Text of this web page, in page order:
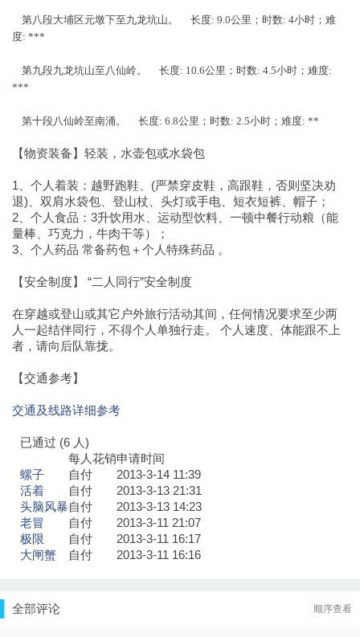
第八段大埔区元墩下至九龙坑山。 长度: 9.0公里；时数: 4小时；难
度: ***
第九段九龙坑山至八仙岭。 长度: 10.6公里；时数: 4.5小时；难度:
***
第十段八仙岭至南涌。 长度: 6.8公里；时数: 2.5小时；难度: **
【物资装备】轻装，水壶包或水袋包
1、个人着装：越野跑鞋、(严禁穿皮鞋，高跟鞋，否则坚决劝
退)、双肩水袋包、登山杖、头灯或手电、短衣短裤、帽子；
2、个人食品：3升饮用水、运动型饮料、一顿中餐行动粮（能
量棒、巧克力，牛肉干等）；
3、个人药品 常备药包＋个人特殊药品 。
【安全制度】 “二人同行”安全制度
在穿越或登山或其它户外旅行活动其间，任何情况要求至少两
人一起结伴同行，不得个人单独行走。 个人速度、体能跟不上
者，请向后队靠拢。
【交通参考】
交通及线路详细参考
已通过 (6 人)
每人花销申请时间
螺子
自付
2013-3-14 11:39
活着
自付
2013-3-13 21:31
头脑风暴自付
2013-3-13 14:23
老冒
自付
2013-3-11 21:07
极限
自付
2013-3-11 16:17
大闸蟹
自付 2013-3-11 16:16
全部评论 顺序查看